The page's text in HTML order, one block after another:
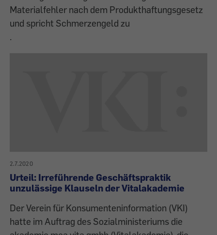
Materialfehler nach dem Produkthaftungsgesetz
und spricht Schmerzengeld zu
.
2.7.2020
Urteil: Irreführende Geschäftspraktik
unzulässige Klauseln der Vitalakademie
Der Verein für Konsumenteninformation (VKI)
hatte im Auftrag des Sozialministeriums die